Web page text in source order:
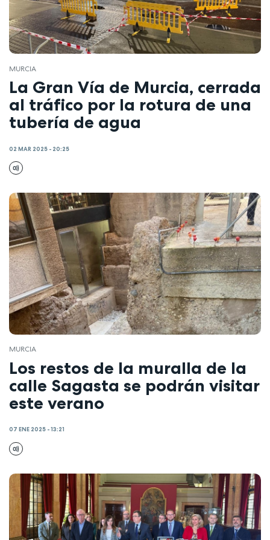
MURCIA
La Gran Vía de Murcia, cerrada
al tráfico por la rotura de una
tubería de agua
02 MAR 2025 - 20:25
MURCIA
Los restos de la muralla de la
calle Sagasta se podrán visitar
este verano
07 ENE 2025 - 13:21